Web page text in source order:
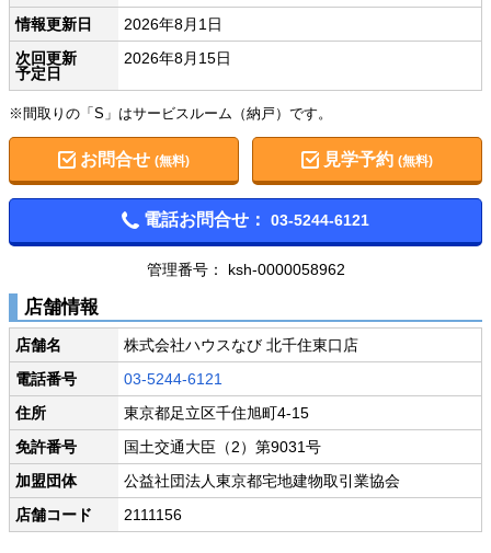
情報更新日
2026年8月1日
次回更新
予定日
2026年8月15日
※間取りの「S」はサービスルーム（納戸）です。
お問合せ (無料) 見学予約(無料)
電話お問合せ： 03-5244-6121
管理番号： ksh-0000058962
店舗情報
店舗名
株式会社ハウスなび 北千住東口店
電話番号
03-5244-6121
住所
東京都足立区千住旭町4-15
免許番号
国土交通大臣（2）第9031号
加盟団体
公益社団法人東京都宅地建物取引業協会
店舗コード
2111156